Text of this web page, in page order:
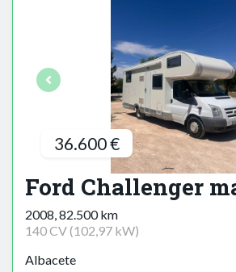
36.600 €
Ford Challenger
2008, 82.500 km
140 CV (102,97 kW)
Albacete